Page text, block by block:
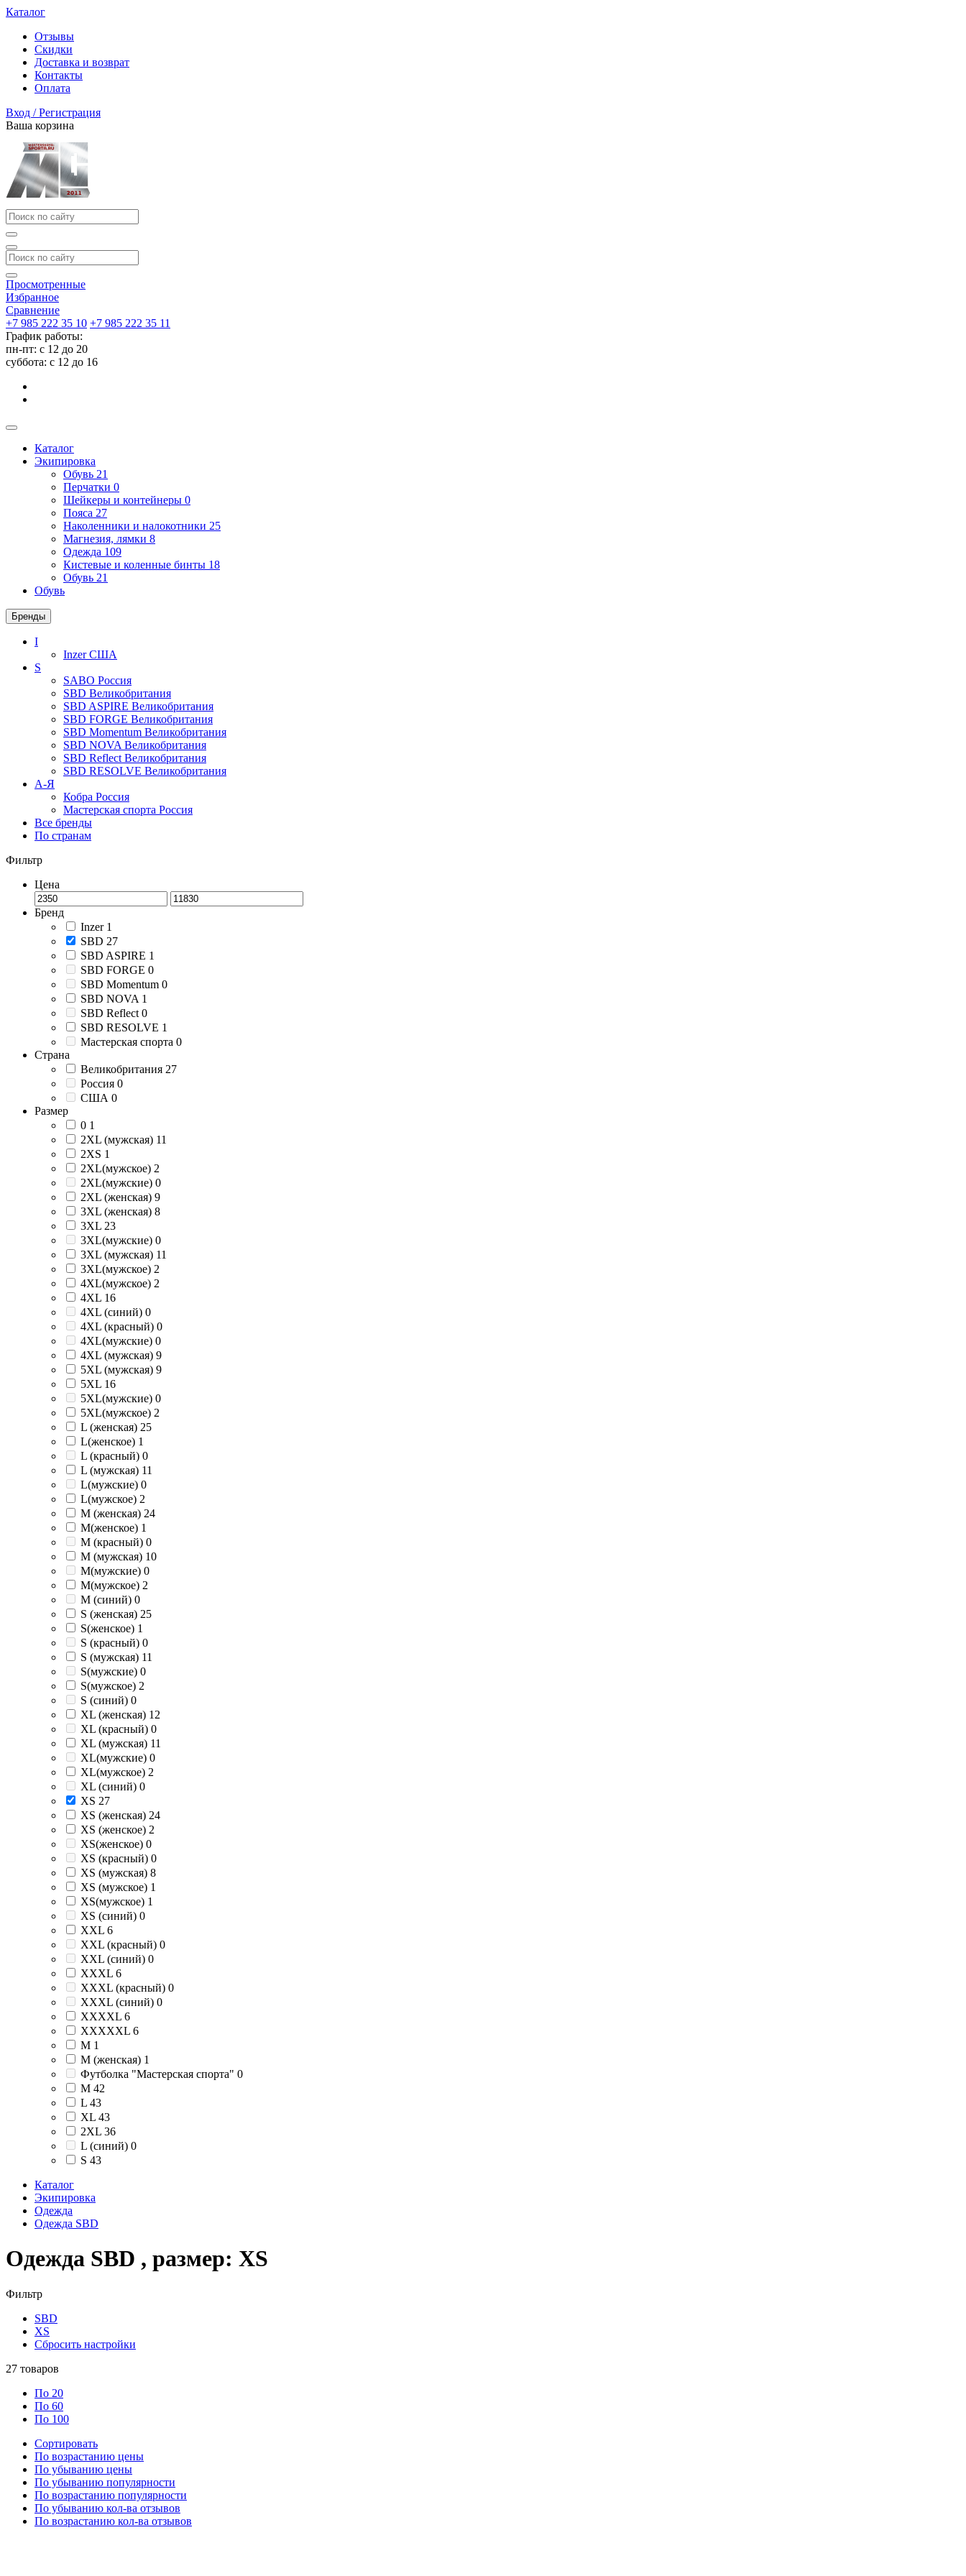
Каталог
Отзывы
Скидки
Доставка и возврат
Контакты
Оплата
Вход / Регистрация
Ваша корзина
Просмотренные
Избранное
Сравнение
+7 985 222 35 10 +7 985 222 35 11
График работы:
пн-пт: с 12 до 20
суббота: c 12 до 16
Каталог
Экипировка
Обувь 21
Перчатки 0
Шейкеры и контейнеры 0
Пояса 27
Наколенники и налокотники 25
Магнезия, лямки 8
Одежда 109
Кистевые и коленные бинты 18
Обувь 21
Обувь
Бренды
I
InzerСША
S
SABO Россия
SBD Великобритания
SBD ASPIRE Великобритания
SBD FORGE Великобритания
SBD Momentum Великобритания
SBD NOVA Великобритания
SBD Reflect Великобритания
SBD RESOLVE Великобритания
А-Я
Кобра Россия
Мастерская спорта Россия
Все бренды
По странам
Фильтр
Цена
Бренд
Inzer 1
SBD 27
SBD ASPIRE 1
SBD FORGE 0
SBD Momentum 0
SBD NOVA 1
SBD Reflect 0
SBD RESOLVE 1
Мастерская спорта 0
Страна
Великобритания 27
Россия 0
США 0
Размер
0 1
2XL (мужская) 11
2XS 1
2XL(мужское) 2
2XL(мужские) 0
2XL (женская) 9
3XL (женская) 8
3XL 23
3XL(мужские) 0
3XL (мужская) 11
3XL(мужское) 2
4XL(мужское) 2
4XL 16
4XL (синий) 0
4XL (красный) 0
4XL(мужские) 0
4XL (мужская) 9
5XL (мужская) 9
5XL 16
5XL(мужские) 0
5XL(мужское) 2
L (женская) 25
L(женское) 1
L (красный) 0
L (мужская) 11
L(мужские) 0
L(мужское) 2
M (женская) 24
M(женское) 1
M (красный) 0
M (мужская) 10
M(мужские) 0
M(мужское) 2
M (синий) 0
S (женская) 25
S(женское) 1
S (красный) 0
S (мужская) 11
S(мужские) 0
S(мужское) 2
S (синий) 0
XL (женская) 12
XL (красный) 0
XL (мужская) 11
XL(мужские) 0
XL(мужское) 2
XL (синий) 0
XS 27
XS (женская) 24
XS (женское) 2
XS(женское) 0
XS (красный) 0
XS (мужская) 8
XS (мужское) 1
XS(мужское) 1
XS (синий) 0
XXL 6
XXL (красный) 0
XXL (синий) 0
XXXL 6
XXXL (красный) 0
XXXL (синий) 0
XXXXL 6
XXXXXL 6
М 1
М (женская) 1
Футболка "Мастерская спорта" 0
M 42
L 43
XL 43
2XL 36
L (синий) 0
S 43
Каталог
Экипировка
Одежда
Одежда SBD
Одежда SBD , размер: XS
Фильтр
SBD
XS
Сбросить настройки
27 товаров
По 20
По 60
По 100
Сортировать
По возрастанию цены
По убыванию цены
По убыванию популярности
По возрастанию популярности
По убыванию кол-ва отзывов
По возрастанию кол-ва отзывов